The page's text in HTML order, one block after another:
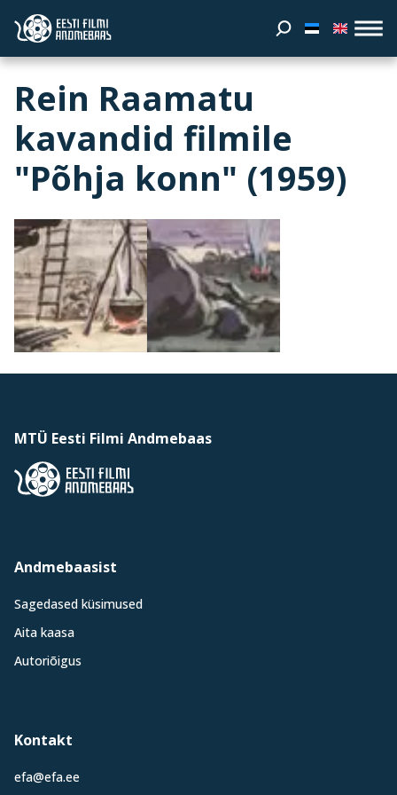
Rein Raamatu
kavandid filmile
"Põhja konn" (1959)
MTÜ Eesti Filmi Andmebaas
Andmebaasist
Sagedased küsimused
Aita kaasa
Autoriõigus
Kontakt
efa@efa.ee